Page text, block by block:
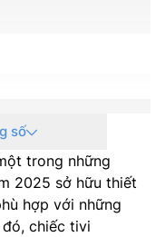
số
trong những
2025 sở hữu thiết
hợp với những
đó, chiếc tivi